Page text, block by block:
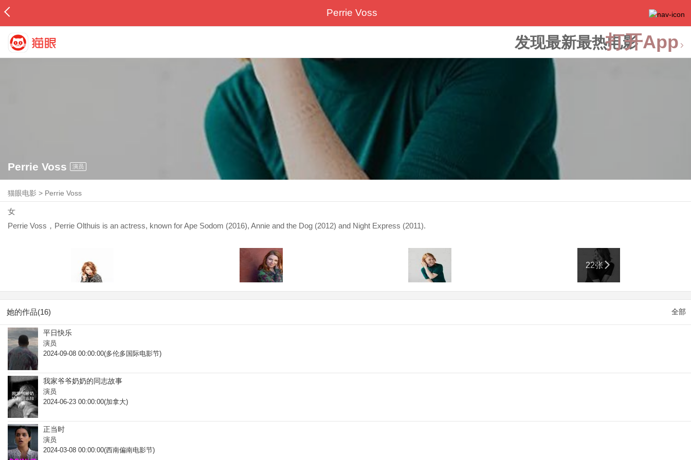
Perrie Voss
发现最新最热电影打开App
Perrie Voss 演员
猫眼电影 > Perrie Voss
女
Perrie Voss，Perrie Olthuis is an actress, known for Ape Sodom (2016), Annie and the Dog (2012) and Night Express (2011).
22张
她的作品(16) 全部
平日快乐
演员
2024-09-08 00:00:00(多伦多国际电影节)
我家爷爷奶奶的同志故事
演员
2024-06-23 00:00:00(加拿大)
正当时
演员
2024-03-08 00:00:00(西南偏南电影节)